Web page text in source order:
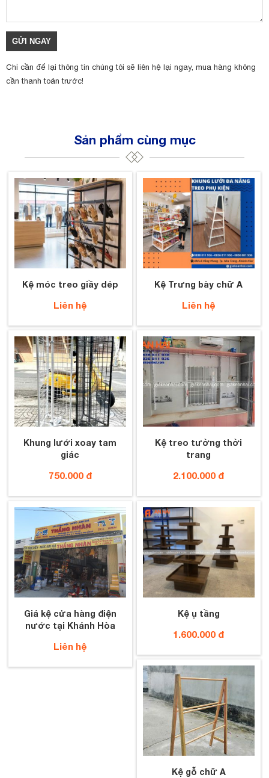
Chỉ cần để lại thông tin chúng tôi sẽ liên hệ lại ngay, mua hàng không
cần thanh toán trước!
Sản phẩm cùng mục
Kệ móc treo giầy dép
Liên hệ
Kệ Trưng bày chữ A
Liên hệ
Khung lưới xoay tam
giác
750.000 đ
Kệ treo tường thời
trang
2.100.000 đ
Giá kệ cửa hàng điện
nước tại Khánh Hòa
Liên hệ
Kệ ụ tầng
1.600.000 đ
Kệ gỗ chữ A